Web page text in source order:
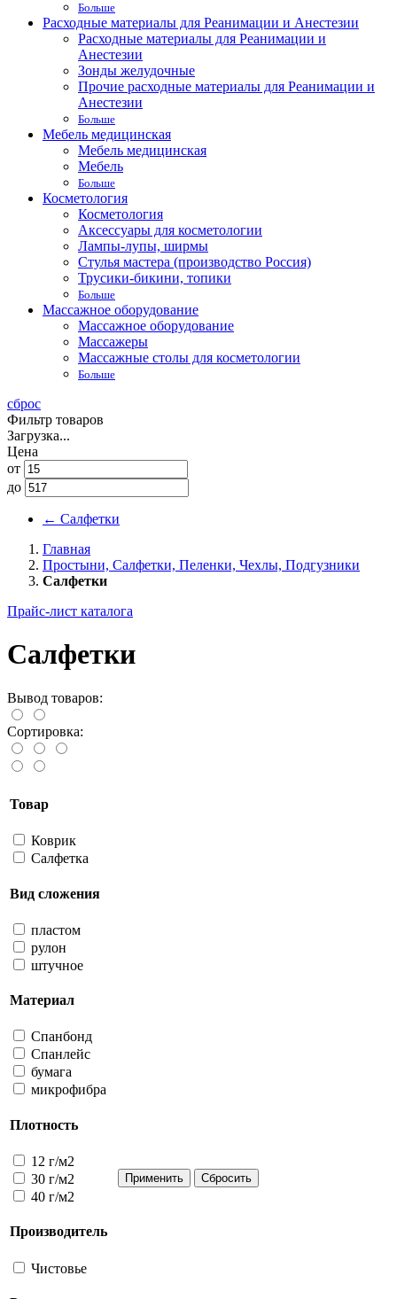
Больше
Расходные материалы для Реанимации и Анестезии
Расходные материалы для Реанимации и
Анестезии
Зонды желудочные
Прочие расходные материалы для Реанимации и
Анестезии
Больше
Мебель медицинская
Мебель медицинская
Мебель
Больше
Косметология
Косметология
Аксессуары для косметологии
Лампы-лупы, ширмы
Стулья мастера (производство Россия)
Трусики-бикини, топики
Больше
Массажное оборудование
Массажное оборудование
Массажеры
Массажные столы для косметологии
Больше
сброс
Фильтр товаров
Загрузка...
Цена
от
до
← Салфетки
Главная
Простыни, Салфетки, Пеленки, Чехлы, Подгузники
Салфетки
Прайс-лист каталога
Салфетки
Вывод товаров:
Сортировка:
Товар
Коврик
Салфетка
Вид сложения
пластом
рулон
штучное
Материал
Спанбонд
Спанлейс
бумага
микрофибра
Плотность
12 г/м2
30 г/м2
40 г/м2
Производитель
Чистовье